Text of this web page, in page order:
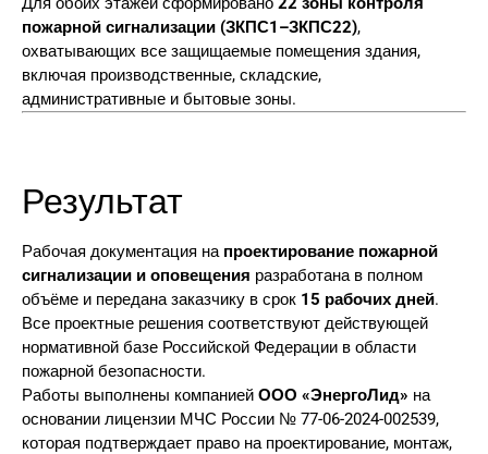
пожарной сигнализации (ЗКПС1–ЗКПС22),
охватывающих все защищаемые помещения здания,
включая производственные, складские,
административные и бытовые зоны.
Результат
Рабочая документация на проектирование пожарной
сигнализации и оповещения разработана в полном
объёме и передана заказчику в срок 15 рабочих дней.
Все проектные решения соответствуют действующей
нормативной базе Российской Федерации в области
пожарной безопасности.
Работы выполнены компанией ООО «ЭнергоЛид» на
основании лицензии МЧС России № 77-06-2024-002539,
которая подтверждает право на проектирование, монтаж,